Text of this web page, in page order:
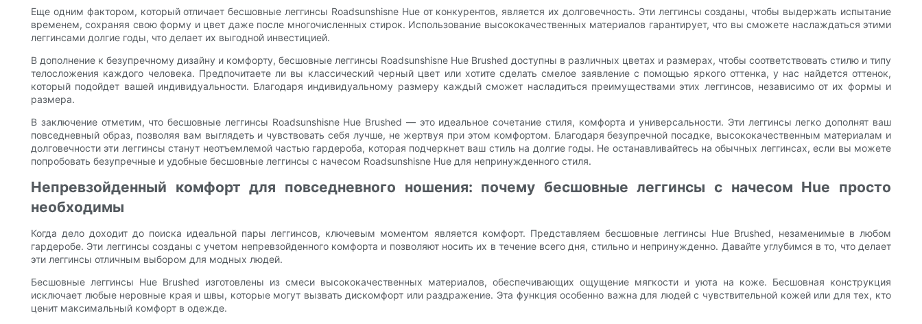
Еще одним фактором, который отличает бесшовные леггинсы Roadsunshisne Hue от конкурентов, является их долговечность. Эти леггинсы созданы, чтобы выдержать испытание
временем, сохраняя свою форму и цвет даже после многочисленных стирок. Использование высококачественных материалов гарантирует, что вы сможете наслаждаться этими
леггинсами долгие годы, что делает их выгодной инвестицией.
В дополнение к безупречному дизайну и комфорту, бесшовные леггинсы Roadsunshisne Hue Brushed доступны в различных цветах и ​​размерах, чтобы соответствовать стилю и типу
телосложения каждого человека. Предпочитаете ли вы классический черный цвет или хотите сделать смелое заявление с помощью яркого оттенка, у нас найдется оттенок,
который подойдет вашей индивидуальности. Благодаря индивидуальному размеру каждый сможет насладиться преимуществами этих леггинсов, независимо от их формы и
размера.
В заключение отметим, что бесшовные леггинсы Roadsunshisne Hue Brushed — это идеальное сочетание стиля, комфорта и универсальности. Эти леггинсы легко дополнят ваш
повседневный образ, позволяя вам выглядеть и чувствовать себя лучше, не жертвуя при этом комфортом. Благодаря безупречной посадке, высококачественным материалам и
долговечности эти леггинсы станут неотъемлемой частью гардероба, которая подчеркнет ваш стиль на долгие годы. Не останавливайтесь на обычных леггинсах, если вы можете
попробовать безупречные и удобные бесшовные леггинсы с начесом Roadsunshisne Hue для непринужденного стиля.
Непревзойденный комфорт для повседневного ношения: почему бесшовные леггинсы с начесом Hue просто
необходимы
Когда дело доходит до поиска идеальной пары леггинсов, ключевым моментом является комфорт. Представляем бесшовные леггинсы Hue Brushed, незаменимые в любом
гардеробе. Эти леггинсы созданы с учетом непревзойденного комфорта и позволяют носить их в течение всего дня, стильно и непринужденно. Давайте углубимся в то, что делает
эти леггинсы отличным выбором для модных людей.
Бесшовные леггинсы Hue Brushed изготовлены из смеси высококачественных материалов, обеспечивающих ощущение мягкости и уюта на коже. Бесшовная конструкция
исключает любые неровные края и швы, которые могут вызвать дискомфорт или раздражение. Эта функция особенно важна для людей с чувствительной кожей или для тех, кто
ценит максимальный комфорт в одежде.